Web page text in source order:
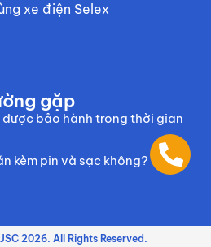
xe điện Selex
gặp
được bảo hành trong thời gian
kèm pin và sạc không?
2026. All Rights Reserved.